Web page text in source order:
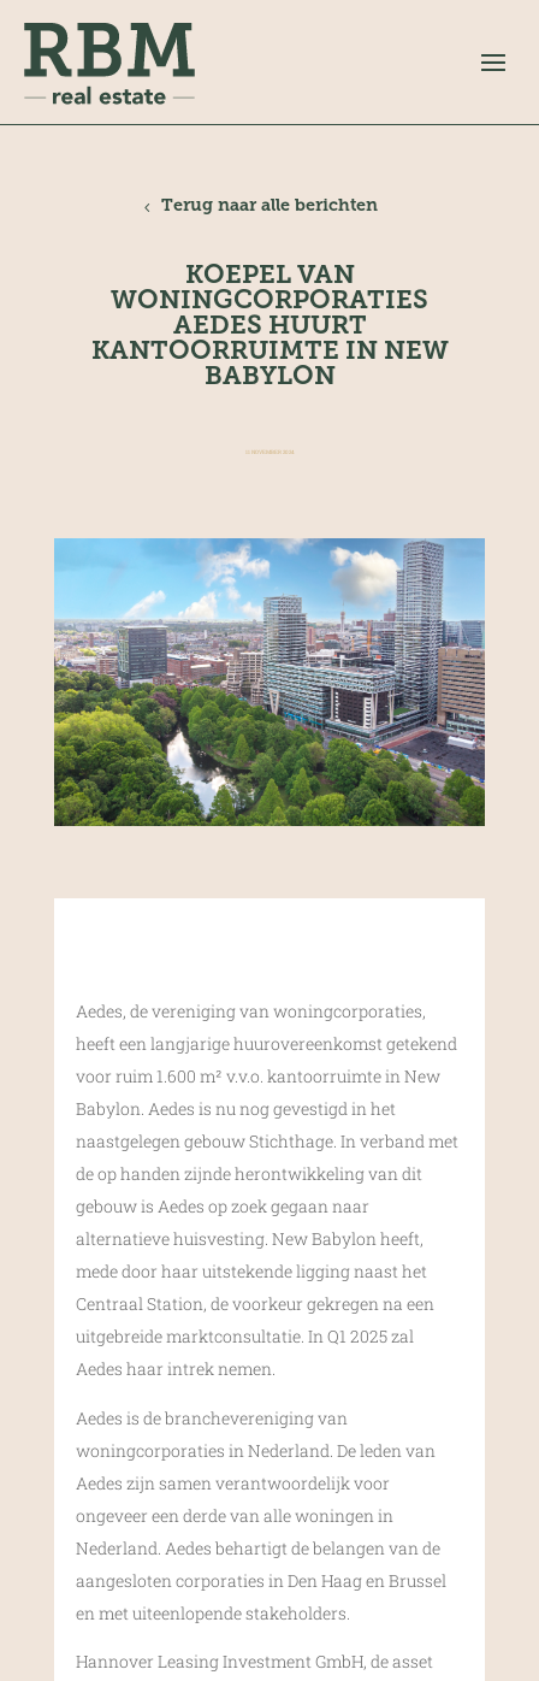
Terug naar alle berichten
KOEPEL VAN
WONINGCORPORATIES
AEDES HUURT
KANTOORRUIMTE IN NEW
BABYLON
11 NOVEMBER 2024
Aedes, de vereniging van woningcorporaties,
heeft een langjarige huurovereenkomst getekend
voor ruim 1.600 m² v.v.o. kantoorruimte in New
Babylon. Aedes is nu nog gevestigd in het
naastgelegen gebouw Stichthage. In verband met
de op handen zijnde herontwikkeling van dit
gebouw is Aedes op zoek gegaan naar
alternatieve huisvesting. New Babylon heeft,
mede door haar uitstekende ligging naast het
Centraal Station, de voorkeur gekregen na een
uitgebreide marktconsultatie. In Q1 2025 zal
Aedes haar intrek nemen.
Aedes is de branchevereniging van
woningcorporaties in Nederland. De leden van
Aedes zijn samen verantwoordelijk voor
ongeveer een derde van alle woningen in
Nederland. Aedes behartigt de belangen van de
aangesloten corporaties in Den Haag en Brussel
en met uiteenlopende stakeholders.
Hannover Leasing Investment GmbH, de asset